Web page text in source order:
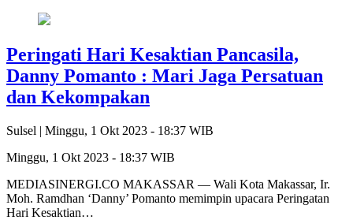
Peringati Hari Kesaktian Pancasila,
Danny Pomanto : Mari Jaga Persatuan
dan Kekompakan
Sulsel | Minggu, 1 Okt 2023 - 18:37 WIB
Minggu, 1 Okt 2023 - 18:37 WIB
MEDIASINERGI.CO MAKASSAR — Wali Kota Makassar, Ir.
Moh. Ramdhan ‘Danny’ Pomanto memimpin upacara Peringatan
Hari Kesaktian…